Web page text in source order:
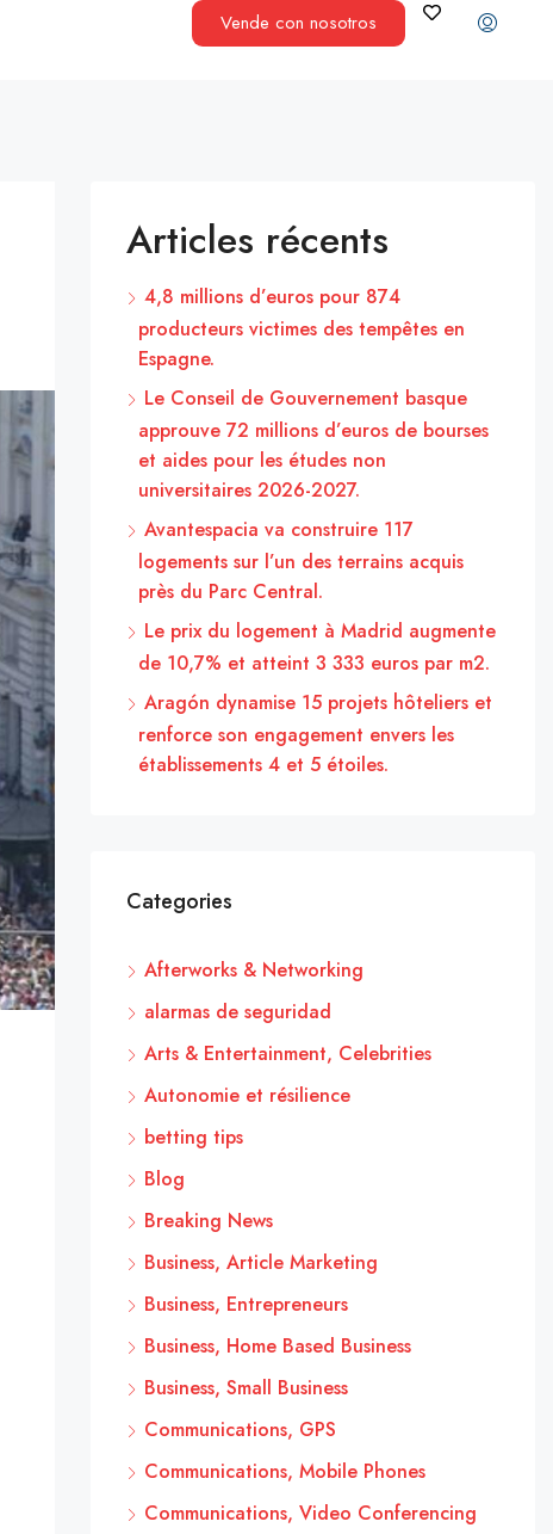
Vende con nosotros
Articles récents
4,8 millions d’euros pour 874
producteurs victimes des tempêtes en
Espagne.
Le Conseil de Gouvernement basque
approuve 72 millions d’euros de bourses
et aides pour les études non
universitaires 2026-2027.
Avantespacia va construire 117
logements sur l’un des terrains acquis
près du Parc Central.
Le prix du logement à Madrid augmente
de 10,7% et atteint 3 333 euros par m2.
Aragón dynamise 15 projets hôteliers et
renforce son engagement envers les
établissements 4 et 5 étoiles.
Categories
Afterworks & Networking
alarmas de seguridad
Arts & Entertainment, Celebrities
Autonomie et résilience
betting tips
Blog
Breaking News
Business, Article Marketing
Business, Entrepreneurs
Business, Home Based Business
Business, Small Business
Communications, GPS
Communications, Mobile Phones
Communications, Video Conferencing